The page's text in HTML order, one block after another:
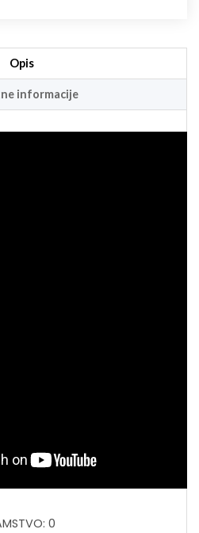
Opis
informacije
0